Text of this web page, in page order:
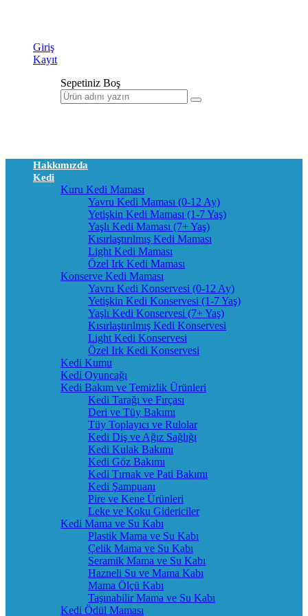
Giriş
Kayıt
Sepetiniz Boş
Hakkımızda
Kedi
Kuru Kedi Maması
Yavru Kedi Maması (0-12 Ay)
Yetişkin Kedi Maması (1-7 Yaş)
Yaşlı Kedi Maması (7+ Yaş)
Kısırlaştırılmış Kedi Maması
Light Kedi Maması
Özel Irk Kedi Maması
Konserve Kedi Maması
Yavru Kedi Konservesi (0-12 Ay)
Yetişkin Kedi Konservesi (1-7 Yaş)
Yaşlı Kedi Konservesi (7+ Yaş)
Kısırlaştırılmış Kedi Konservesi
Light Kedi Konservesi
Özel Irk Kedi Konservesi
Kedi Kumu
Kedi Oyuncağı
Kedi Bakım ve Temizlik Ürünleri
Kedi Tarağı ve Fırçası
Deri ve Tüy Bakımı
Tüy Toplayıcı ve Rulolar
Kedi Diş ve Ağız Sağlığı
Kedi Kulak Bakımı
Kedi Göz Bakımı
Kedi Tırnak ve Pati Bakımı
Kedi Şampuanı
Pire ve Kene Ürünleri
Leke ve Koku Gidericiler
Kedi Mama ve Su Kabı
Plastik Mama ve Su Kabı
Çelik Mama ve Su Kabı
Seramik Mama ve Su Kabı
Hazneli Su ve Mama Kabı
Mama Ölçü Kabı
Taşınabilir Mama ve Su Kabı
Kedi Ödül Maması